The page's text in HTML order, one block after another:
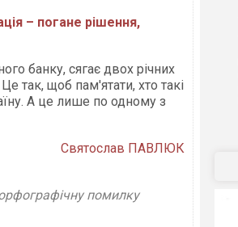
– погане рішення,
банку, сягає двох річних
так, щоб пам'ятати, хто такі
А це лише по одному з
Святослав ПАВЛЮК
помилку